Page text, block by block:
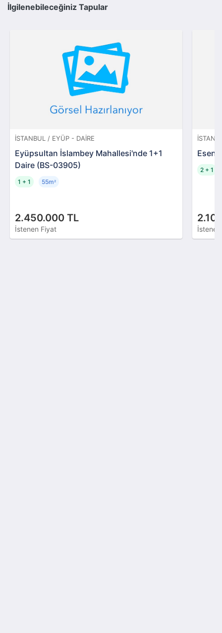
İlgilenebileceğiniz Tapular
İSTANBUL / EYÜP - DAIRE
Eyüpsultan İslambey Mahallesi'nde 1+1
Daire (BS-03905)
2.450.000 TL
İstenen Fiyat
1 + 1 55m²
2 + 1